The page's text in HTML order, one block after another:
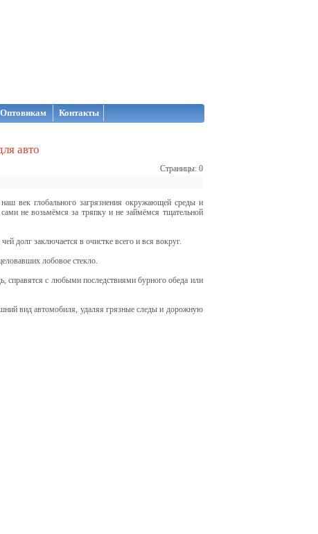
Оптовикам Контакты
авто
Страницы: 0
век глобального загрязнения окружающей среды и
не возьмёмся за тряпку и не займёмся тщательной
долг заключается в очистке всего и вся вокруг.
лобовое стекло.
справятся с любыми последствиями бурного обеда или
вид автомобиля, удаляя грязные следы и дорожную